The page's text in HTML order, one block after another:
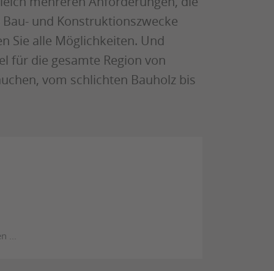
und Konstruktionszwecke
Sie alle Möglichkeiten. Und
für die gesamte Region von
vom schlichten Bauholz bis